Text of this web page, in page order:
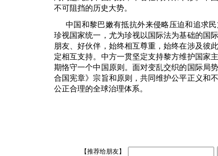
不可阻挡的历史大势。
中国和黎巴嫩有抵抗外来侵略压迫和追求
珍视国家统一，尤为珍视以国际法为基础的国
朋友、好伙伴，始终相互尊重，始终在涉及彼
定相互支持。中方一贯坚定支持黎方维护国家
期恪守一个中国原则。面对变乱交织的国际局
合国宪章》宗旨和原则，共同维护公平正义和
公正合理的全球治理体系。
【推荐给朋友】